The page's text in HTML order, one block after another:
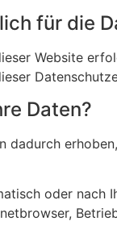
für die
Website
Daten?
dadurch
oder nach